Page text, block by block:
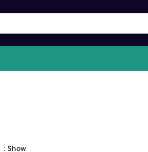
Show